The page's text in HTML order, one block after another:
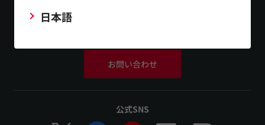
日本語
お問い合わせ
公式SNS